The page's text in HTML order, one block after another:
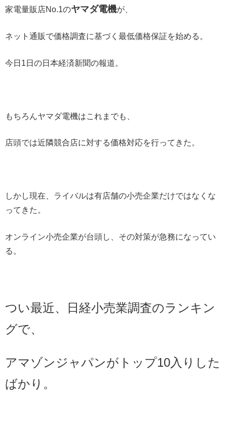
家電量販店No.1のヤマダ電機が、
ネット通販で価格調査に基づく最低価格保証を始める。
今日1日の日本経済新聞の報道。
もちろんヤマダ電機はこれまでも、
店頭では近隣競合店に対する価格対応を行ってきた。
しかし現在、ライバルは有店舗の小売企業だけではなくな
ってきた。
オンライン小売企業が台頭し、その対策が急務になってい
る。
つい最近、日経小売業調査のランキン
グで、
アマゾンジャパンがトップ10入りした
ばかり。